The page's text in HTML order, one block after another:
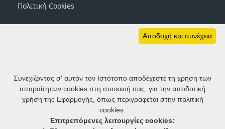
Πολιτική Cookies
Ακολουθήστε μαςΑποδοχή και συνέχεια
Συνεχίζοντας σ' αυτόν τον Ιστότοπο αποδέχεστε τη χρήση των
απαραίτητων cookies στη συσκευή σας, για την αποδοτική
χρήση της Εφαρμογής, όπως περιγράφεται στην πολιτική
cookies.
Επιτρεπόμενες λειτουργίες cookies: